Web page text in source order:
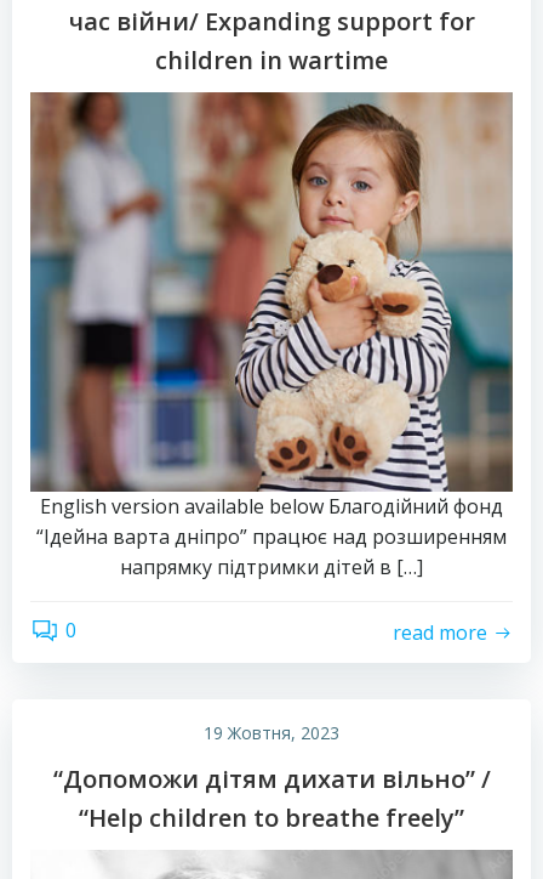
час війни/ Expanding support for
children in wartime
English version available below Благодійний фонд
“Ідейна варта дніпро” працює над розширенням
напрямку підтримки дітей в […]
0 read more
19 Жовтня, 2023
“Допоможи дітям дихати вільно” /
“Help children to breathe freely”